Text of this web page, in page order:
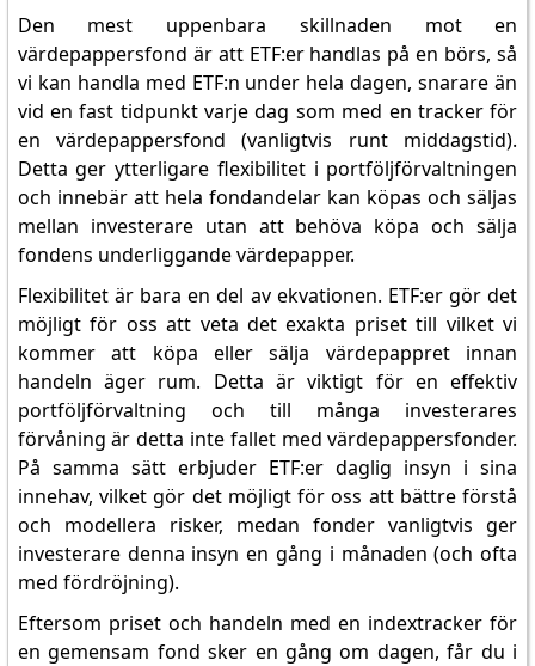
Den mest uppenbara skillnaden mot en
värdepappersfond är att ETF:er handlas på en börs, så
vi kan handla med ETF:n under hela dagen, snarare än
vid en fast tidpunkt varje dag som med en tracker för
en värdepappersfond (vanligtvis runt middagstid).
Detta ger ytterligare flexibilitet i portföljförvaltningen
och innebär att hela fondandelar kan köpas och säljas
mellan investerare utan att behöva köpa och sälja
fondens underliggande värdepapper.
Flexibilitet är bara en del av ekvationen. ETF:er gör det
möjligt för oss att veta det exakta priset till vilket vi
kommer att köpa eller sälja värdepappret innan
handeln äger rum. Detta är viktigt för en effektiv
portföljförvaltning och till många investerares
förvåning är detta inte fallet med värdepappersfonder.
På samma sätt erbjuder ETF:er daglig insyn i sina
innehav, vilket gör det möjligt för oss att bättre förstå
och modellera risker, medan fonder vanligtvis ger
investerare denna insyn en gång i månaden (och ofta
med fördröjning).
Eftersom priset och handeln med en indextracker för
en gemensam fond sker en gång om dagen, får du i